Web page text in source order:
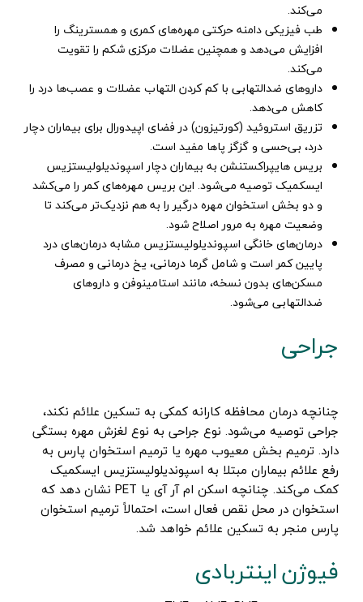
می‌کند.
طب فیزیکی دامنه حرکتی مهره‌های کمری و همسترینگ را
افزایش می‌دهد و همچنین عضلات مرکزی شکم را تقویت
می‌کند.
داروهای ضدالتهابی با کم کردن التهاب عضلات و عصب‌ها درد را
کاهش می‌دهد.
تزریق استروئید (کورتیزون) در فضای اپیدورال برای بیماران دچار
درد، بی‌حسی و گزگز پاها مفید است.
بریس هایپراکستنشن به بیماران دچار اسپوندیلولیستزیس
ایسکمیک توصیه می‌شود. این بریس مهره‌های کمر را می‌کشد
و دو بخش استخوان مهره درگیر را به هم نزدیک‌تر می‌کند تا
وضعیت مهره به مرور اصلاح شود.
درمان‌های خانگی اسپوندیلولیستزیس مشابه درمان‌های درد
پایین کمر است و شامل گرما درمانی، یخ درمانی و مصرف
مسکن‌های بدون نسخه، مانند استامینوفن و داروهای
ضدالتهابی می‌شود.
جراحی
چنانچه درمان محافظه کارانه کمکی به تسکین علائم نکند،
جراحی توصیه می‌شود. نوع جراحی به نوع لغزش مهره بستگی
دارد. ترمیم بخش معیوب مهره یا ترمیم استخوان پارس به
رفع علائم بیماران مبتلا به اسپوندیلولیستزیس ایسکمیک
کمک می‌کند. چنانچه اسکن ام آر آی یا PET نشان دهد که
استخوان در محل نقص فعال است، احتمالاً ترمیم استخوان
پارس منجر به تسکین علائم خواهد شد.
فیوژن اینتربادی